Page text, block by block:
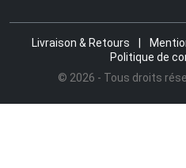
Livraison & Retours
Politique de
© 2026 - Tous droits